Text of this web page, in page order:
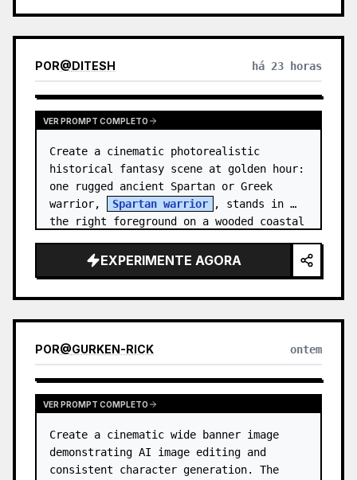
POR@DITESH há 23 horas
VER PROMPT COMPLETO
Create a cinematic photorealistic
historical fantasy scene at golden hour:
one rugged ancient Spartan or Greek
warrior,
Spartan warrior
, stands in
the right foreground on a wooded coastal
EXPERIMENTE AGORA
POR@GURKEN-RICK ontem
VER PROMPT COMPLETO
Create a cinematic wide banner image
demonstrating AI image editing and
consistent character generation. The